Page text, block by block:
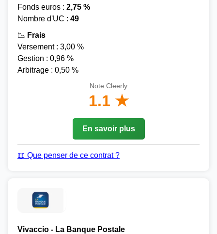
Fonds euros : 2,75 %
Nombre d'UC : 49
📉 Frais
Versement : 3,00 %
Gestion : 0,96 %
Arbitrage : 0,50 %
Note Cleerly
1.1 ★
En savoir plus
📖 Que penser de ce contrat ?
Vivaccio - La Banque Postale